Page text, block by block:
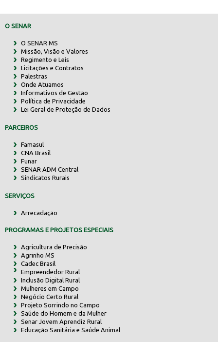
O SENAR
O SENAR MS
Missão, Visão e Valores
Regimento e Leis
Licitações e Contratos
Palestras
Onde Atuamos
Informativos de Gestão
Política de Privacidade
Lei Geral de Proteção de Dados
PARCEIROS
Famasul
CNA Brasil
Funar
SENAR ADM Central
Sindicatos Rurais
SERVIÇOS
Arrecadação
PROGRAMAS E PROJETOS ESPECIAIS
Agricultura de Precisão
Agrinho MS
Cadec Brasil
Empreendedor Rural
Inclusão Digital Rural
Mulheres em Campo
Negócio Certo Rural
Projeto Sorrindo no Campo
Saúde do Homem e da Mulher
Senar Jovem Aprendiz Rural
Educação Sanitária e Saúde Animal